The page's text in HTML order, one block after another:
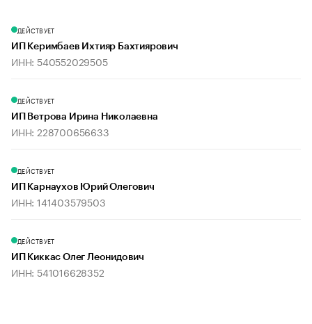
ДЕЙСТВУЕТ
ИП Керимбаев Ихтияр Бахтиярович
ИНН: 540552029505
ДЕЙСТВУЕТ
ИП Ветрова Ирина Николаевна
ИНН: 228700656633
ДЕЙСТВУЕТ
ИП Карнаухов Юрий Олегович
ИНН: 141403579503
ДЕЙСТВУЕТ
ИП Киккас Олег Леонидович
ИНН: 541016628352